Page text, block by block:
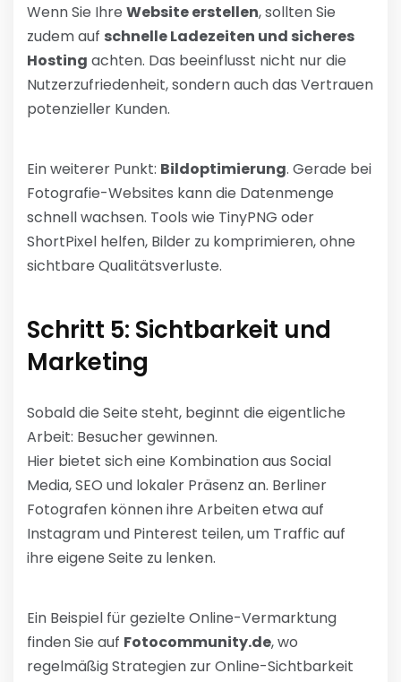
Wenn Sie Ihre Website erstellen, sollten Sie
zudem auf schnelle Ladezeiten und sicheres
Hosting achten. Das beeinflusst nicht nur die
Nutzerzufriedenheit, sondern auch das Vertrauen
potenzieller Kunden.
Ein weiterer Punkt: Bildoptimierung. Gerade bei
Fotografie-Websites kann die Datenmenge
schnell wachsen. Tools wie TinyPNG oder
ShortPixel helfen, Bilder zu komprimieren, ohne
sichtbare Qualitätsverluste.
Schritt 5: Sichtbarkeit und
Marketing
Sobald die Seite steht, beginnt die eigentliche
Arbeit: Besucher gewinnen.
Hier bietet sich eine Kombination aus Social
Media, SEO und lokaler Präsenz an. Berliner
Fotografen können ihre Arbeiten etwa auf
Instagram und Pinterest teilen, um Traffic auf
ihre eigene Seite zu lenken.
Ein Beispiel für gezielte Online-Vermarktung
finden Sie auf Fotocommunity.de, wo
regelmäßig Strategien zur Online-Sichtbarkeit